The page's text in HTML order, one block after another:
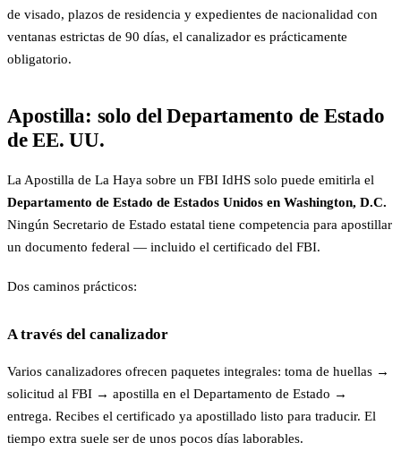
de visado, plazos de residencia y expedientes de nacionalidad con
ventanas estrictas de 90 días, el canalizador es prácticamente
obligatorio.
Apostilla: solo del Departamento de Estado
de EE. UU.
La Apostilla de La Haya sobre un FBI IdHS solo puede emitirla el
Departamento de Estado de Estados Unidos en Washington, D.C.
Ningún Secretario de Estado estatal tiene competencia para apostillar
un documento federal — incluido el certificado del FBI.
Dos caminos prácticos:
A través del canalizador
Varios canalizadores ofrecen paquetes integrales: toma de huellas →
solicitud al FBI → apostilla en el Departamento de Estado →
entrega. Recibes el certificado ya apostillado listo para traducir. El
tiempo extra suele ser de unos pocos días laborables.